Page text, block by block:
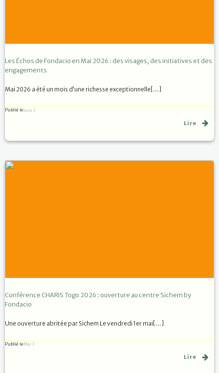
Les Échos de Fondacio en Mai 2026 : des visages, des initiatives et des
engagements
Mai 2026 a été un mois d’une richesse exceptionnelle[…]
Publié leJuin 3
Lire
Conférence CHARIS Togo 2026 : ouverture au centre Sichem by
Fondacio
Une ouverture abritée par Sichem Le vendredi 1er mai[…]
Publié leMai 3
Lire